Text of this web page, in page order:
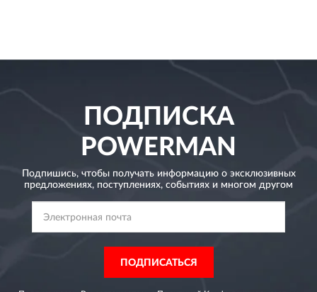
ПОДПИСКА
POWERMAN
Подпишись, чтобы получать информацию о эксклюзивных
предложениях, поступлениях, событиях и многом другом
ПОДПИСАТЬСЯ